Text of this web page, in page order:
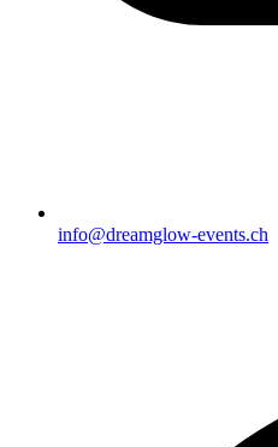
info@dreamglow-events.ch